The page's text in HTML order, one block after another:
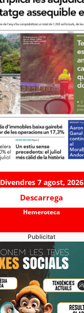
Divendres 7 agost, 2026
Descarrega
Hemeroteca
Publicitat